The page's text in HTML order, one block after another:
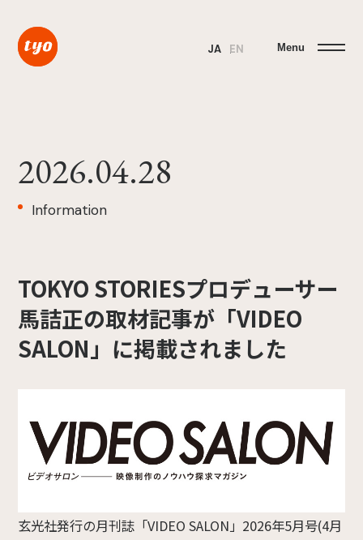
JA EN Menu
2026.04.28
Information
TOKYO STORIESプロデューサー
馬詰正の取材記事が「VIDEO
SALON」に掲載されました
玄光社発行の月刊誌「VIDEO SALON」2026年5月号(4月